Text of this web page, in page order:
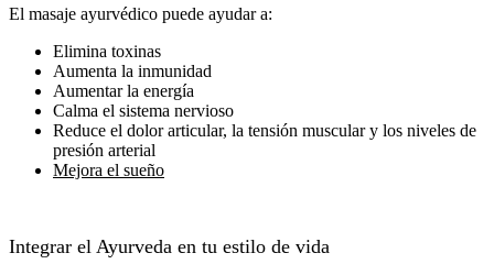
El masaje ayurvédico puede ayudar a:
Elimina toxinas
Aumenta la inmunidad
Aumentar la energía
Calma el sistema nervioso
Reduce el dolor articular, la tensión muscular y los niveles de
presión arterial
Mejora el sueño
Integrar el Ayurveda en tu estilo de vida